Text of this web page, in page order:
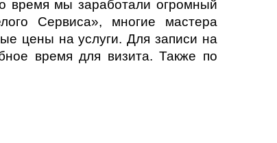
время мы заработали огромный
Сервиса», многие мастера
цены на услуги. Для записи на
время для визита. Также по